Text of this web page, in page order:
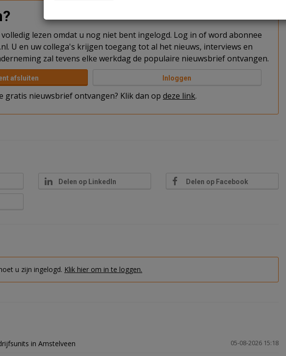
lezen omdat u nog niet bent ingelogd. Log in of word abonnee
U en uw collega's krijgen toegang tot al het nieuws, interviews en
zal tevens elke werkdag de populaire nieuwsbrief ontvangen.
afsluiten Inloggen
gratis nieuwsbrief ontvangen? Klik dan op deze link.
Delen op LinkedIn Delen op Facebook
u zijn ingelogd. Klik hier om in te loggen.
05-08-2026 15:18
in Amstelveen